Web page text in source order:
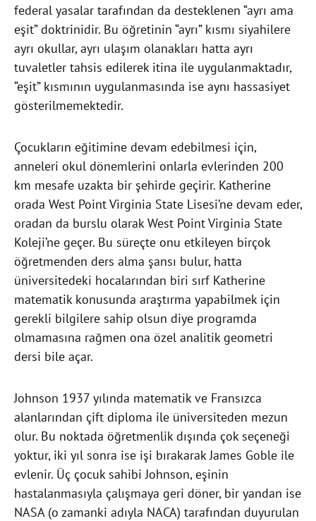
federal yasalar tarafından da desteklenen “ayrı ama
eşit” doktrinidir. Bu öğretinin “ayrı” kısmı siyahilere
ayrı okullar, ayrı ulaşım olanakları hatta ayrı
tuvaletler tahsis edilerek itina ile uygulanmaktadır,
“eşit” kısmının uygulanmasında ise aynı hassasiyet
gösterilmemektedir.
Çocukların eğitimine devam edebilmesi için,
anneleri okul dönemlerini onlarla evlerinden 200
km mesafe uzakta bir şehirde geçirir. Katherine
orada West Point Virginia State Lisesi’ne devam eder,
oradan da burslu olarak West Point Virginia State
Koleji’ne geçer. Bu süreçte onu etkileyen birçok
öğretmenden ders alma şansı bulur, hatta
üniversitedeki hocalarından biri sırf Katherine
matematik konusunda araştırma yapabilmek için
gerekli bilgilere sahip olsun diye programda
olmamasına rağmen ona özel analitik geometri
dersi bile açar.
Johnson 1937 yılında matematik ve Fransızca
alanlarından çift diploma ile üniversiteden mezun
olur. Bu noktada öğretmenlik dışında çok seçeneği
yoktur, iki yıl sonra ise işi bırakarak James Goble ile
evlenir. Üç çocuk sahibi Johnson, eşinin
hastalanmasıyla çalışmaya geri döner, bir yandan ise
NASA (o zamanki adıyla NACA) tarafından duyurulan